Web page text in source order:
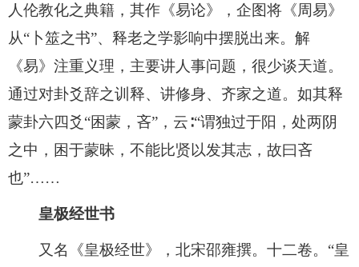
人伦教化之典籍，其作《易论》，企图将《周易》
从“卜筮之书”、释老之学影响中摆脱出来。解
《易》注重义理，主要讲人事问题，很少谈天道。
通过对卦爻辞之训释、讲修身、齐家之道。如其释
蒙卦六四爻“困蒙，吝”，云∶“谓独过于阳，处两阴
之中，困于蒙昧，不能比贤以发其志，故曰吝
也”……
皇极经世书
又名《皇极经世》，北宋邵雍撰。十二卷。“皇